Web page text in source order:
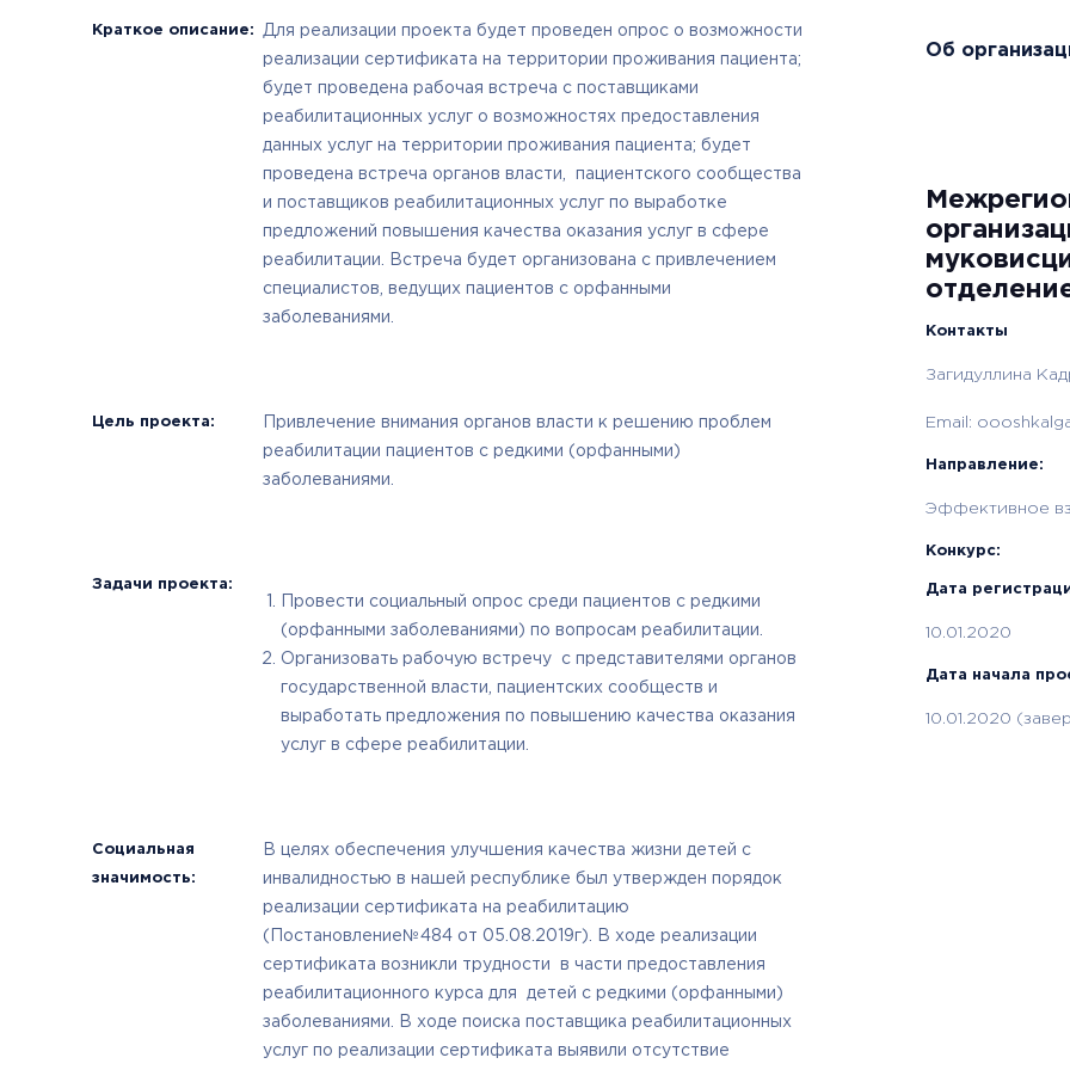
Краткое описание:
Для реализации проекта будет проведен опрос о возможности
реализации сертификата на территории проживания пациента;
будет проведена рабочая встреча с поставщиками
реабилитационных услуг о возможностях предоставления
данных услуг на территории проживания пациента; будет
проведена встреча органов власти, пациентского сообщества
и поставщиков реабилитационных услуг по выработке
предложений повышения качества оказания услуг в сфере
реабилитации. Встреча будет организована с привлечением
специалистов, ведущих пациентов с орфанными
заболеваниями.
Цель проекта:
Привлечение внимания органов власти к решению проблем
реабилитации пациентов с редкими (орфанными)
заболеваниями.
Задачи проекта:
Провести социальный опрос среди пациентов с редкими
(орфанными заболеваниями) по вопросам реабилитации.
Организовать рабочую встречу с представителями органов
государственной власти, пациентских сообществ и
выработать предложения по повышению качества оказания
услуг в сфере реабилитации.
Социальная
значимость:
В целях обеспечения улучшения качества жизни детей с
инвалидностью в нашей республике был утвержден порядок
реализации сертификата на реабилитацию
(Постановление№484 от 05.08.2019г). В ходе реализации
сертификата возникли трудности в части предоставления
реабилитационного курса для детей с редкими (орфанными)
заболеваниями. В ходе поиска поставщика реабилитационных
услуг по реализации сертификата выявили отсутствие
Об
Контакты
Загидуллина
Email:
Направление:
Эффективное
Конкурс:
Дата
10.01.2020
Дата начала
10.01.2020